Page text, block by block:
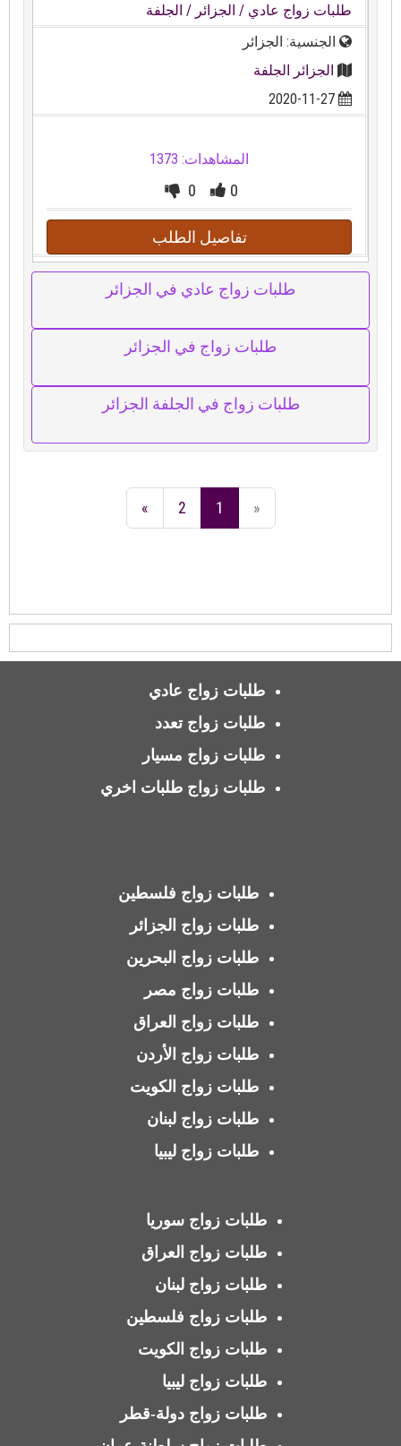
طلبات زواج عادي/ الجزائر / الجلفة
الجنسية: الجزائر
الجزائر الجلفة
2020-11-27
المشاهدات: 1373
0
0
تفاصيل الطلب
طلبات زواج عادي في الجزائر
طلبات زواج في الجزائر
طلبات زواج في الجلفة الجزائر
«
1
2
»
طلبات زواج عادي
طلبات زواج تعدد
طلبات زواج مسيار
طلبات زواج طلبات اخري
طلبات زواج فلسطين
طلبات زواج الجزائر
طلبات زواج البحرين
طلبات زواج مصر
طلبات زواج العراق
طلبات زواج الأردن
طلبات زواج الكويت
طلبات زواج لبنان
طلبات زواج ليبيا
طلبات زواج سوريا
طلبات زواج العراق
طلبات زواج لبنان
طلبات زواج فلسطين
طلبات زواج الكويت
طلبات زواج ليبيا
طلبات زواج دولة-قطر